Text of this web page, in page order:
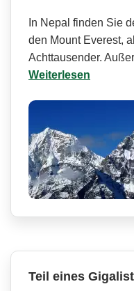
In Nepal finden Sie
den Mount Everest,
Achttausender.
Weiterlesen
Teil eines